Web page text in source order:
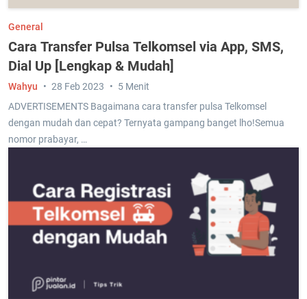
General
Cara Transfer Pulsa Telkomsel via App, SMS,
Dial Up [Lengkap & Mudah]
ADVERTISEMENTS Bagaimana cara transfer pulsa Telkomsel
dengan mudah dan cepat? Ternyata gampang banget lho!Semua
nomor prabayar, …
Wahyu 28 Feb 2023 5 Menit